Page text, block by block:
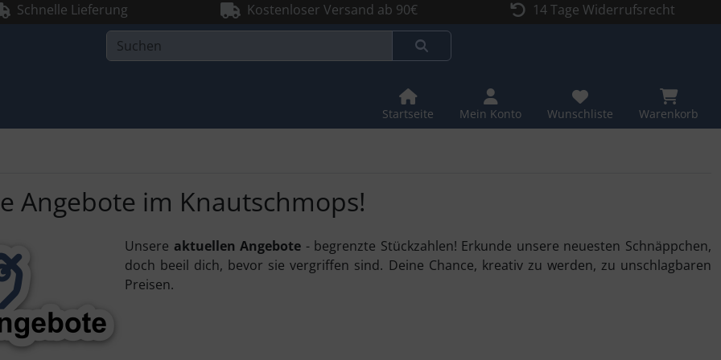
Schnelle Lieferung Kostenloser Versand ab 90€ 14 Tage Widerrufsrecht
Startseite Mein Konto Wunschliste Warenkorb
Angebote im Knautschmops!
Unsere aktuellen Angebote - begrenzte Stückzahlen! Erkunde unsere neuesten Schnäppchen,
doch beeil dich, bevor sie vergriffen sind. Deine Chance, kreativ zu werden, zu unschlagbaren
Preisen.